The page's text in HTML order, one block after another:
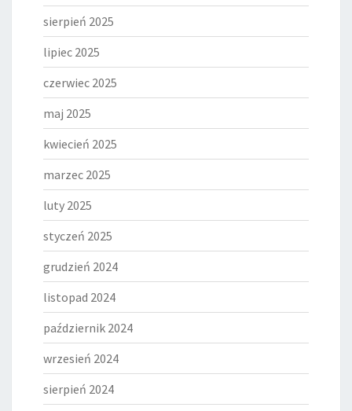
sierpień 2025
lipiec 2025
czerwiec 2025
maj 2025
kwiecień 2025
marzec 2025
luty 2025
styczeń 2025
grudzień 2024
listopad 2024
październik 2024
wrzesień 2024
sierpień 2024